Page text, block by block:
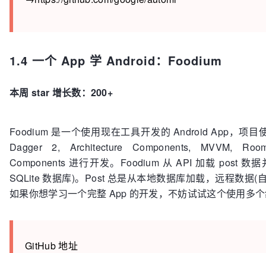
1.4 一个 App 学 Android：Foodium
本周 star 增长数：200+
Foodium 是一个使用现在工具开发的 Android App，项目
Dagger 2, Architecture Components, MVVM,
Components 进行开发。Foodium 从 API 加载 post 数
SQLite 数据库)。Post 总是从本地数据库加载，远程数据(
如果你想学习一个完整 App 的开发，不妨试试这个使用多
GitHub 地址